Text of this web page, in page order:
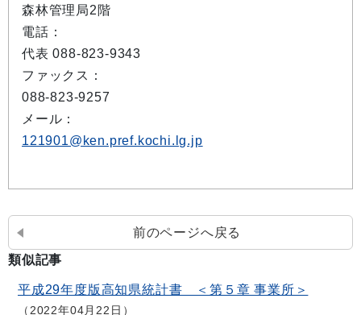
森林管理局2階
電話：
代表 088-823-9343
ファックス：
088-823-9257
メール：
121901@ken.pref.kochi.lg.jp
前のページへ戻る
類似記事
平成29年度版高知県統計書 ＜第５章 事業所＞
2022年04月22日